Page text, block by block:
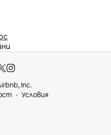
Inc.
Условия